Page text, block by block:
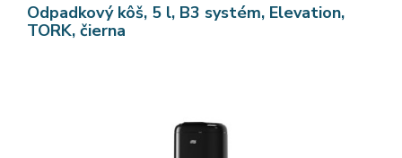
Odpadkový kôš, 5 l, B3 systém, Elevation,
TORK, čierna